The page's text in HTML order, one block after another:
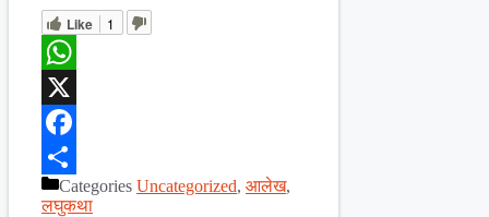
Like 1
WhatsApp
X
Facebook
ShareCategories Uncategorized, आलेख,
लघुकथा